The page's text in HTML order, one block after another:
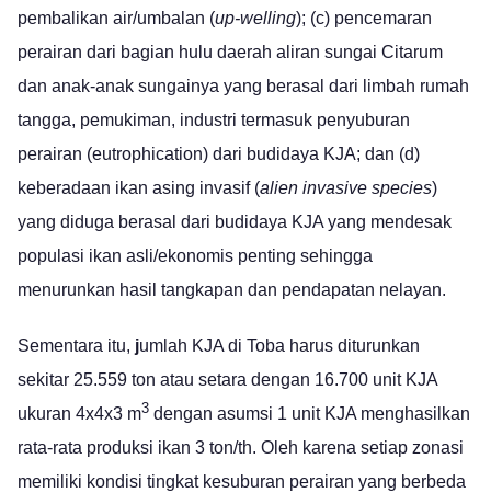
pembalikan air/umbalan (up-welling); (c) pencemaran
perairan dari bagian hulu daerah aliran sungai Citarum
dan anak-anak sungainya yang berasal dari limbah rumah
tangga, pemukiman, industri termasuk penyuburan
perairan (eutrophication) dari budidaya KJA; dan (d)
keberadaan ikan asing invasif (alien invasive species)
yang diduga berasal dari budidaya KJA yang mendesak
populasi ikan asli/ekonomis penting sehingga
menurunkan hasil tangkapan dan pendapatan nelayan.
Sementara itu, jumlah KJA di Toba harus diturunkan
sekitar 25.559 ton atau setara dengan 16.700 unit KJA
ukuran 4x4x3 m3 dengan asumsi 1 unit KJA menghasilkan
rata-rata produksi ikan 3 ton/th. Oleh karena setiap zonasi
memiliki kondisi tingkat kesuburan perairan yang berbeda